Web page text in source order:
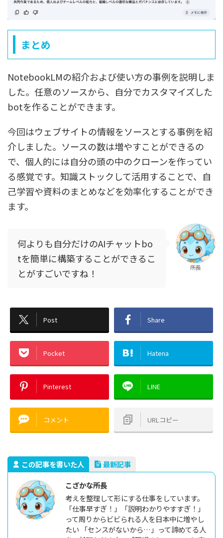
まとめ
NotebookLMの紹介および使い方の事例を説明しま
した。任意のソースから、自分でカスタマイズした
botを作ることができます。
今回はウェブサイトの情報をソースとする事例を紹
介しました。ソースの数は増やすことができるの
で、個人的には自分の頭の中のクローンを作ってい
る感覚です。知識ストックして活用することで、自
己学習や資料のまとめなどを効率化することができ
ます。
何よりも自分だけのAIチャットbo
tを簡単に構築することができるこ
とがすごいですね！
所長
Post Share
Pocket Hatena
Pinterest LINE
コメント URLコピー
この記事を書いた人
最新記事
こざかな所長
考えを整理して形にする仕事をしています。
「仕事早すぎ！」「説明わかりやすすぎ！」
って周りからビビられる人を日本中に増やし
たい 「センスがないから…」って諦めてる人